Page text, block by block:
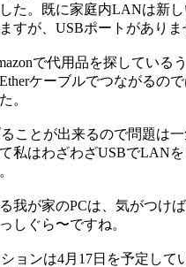
た。既に家庭内LANは新
すが、USBポートがありま
で代用品を探している
ケーブルでつながるの
。
ことが出来るので問題は
私はわざわざUSBでLAN
我が家のPCは、気がつけ
しぐら〜ですね。
ョンは4月17日を予定して